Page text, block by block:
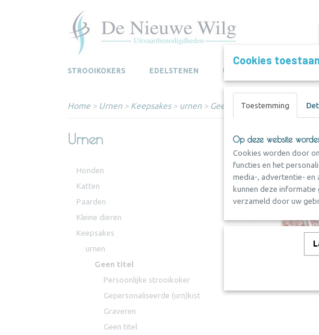
STROOIKOKERS EDELSTENEN URNEN
Home > Urnen > Keepsakes> urnen > Geen titel
Urnen
Honden
Katten
Paarden
Kleine dieren
Keepsakes
urnen
Geen titel
Persoonlijke strooikoker
Gepersonaliseerde (urn)kist
Graveren
Geen titel
Cookies
Toestemming
Op deze website
Cookies worden door
functies en het
media-, advertentie- en
kunnen deze
verzameld door uw